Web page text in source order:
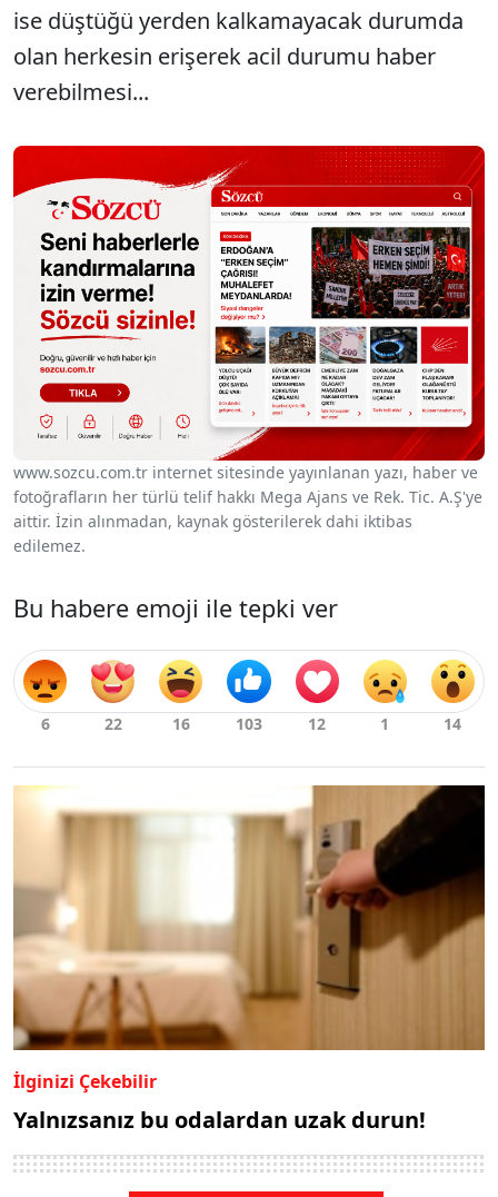
ise düştüğü yerden kalkamayacak durumda
olan herkesin erişerek acil durumu haber
verebilmesi...
www.sozcu.com.tr internet sitesinde yayınlanan yazı, haber ve
fotoğrafların her türlü telif hakkı Mega Ajans ve Rek. Tic. A.Ş'ye
aittir. İzin alınmadan, kaynak gösterilerek dahi iktibas
edilemez.
Bu habere emoji ile tepki ver
İlginizi Çekebilir
Yalnızsanız bu odalardan uzak durun!